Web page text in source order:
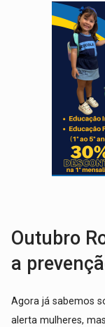
Outubro
a
Agora já sabemos
alerta mulheres,